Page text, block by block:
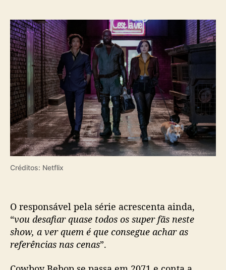
e
t
o
d
e
e
a
s
t
e
s
Créditos: Netflix
O responsável pela série acrescenta ainda,
“vou desafiar quase todos os super fãs neste
show, a ver quem é que consegue achar as
referências nas cenas”.